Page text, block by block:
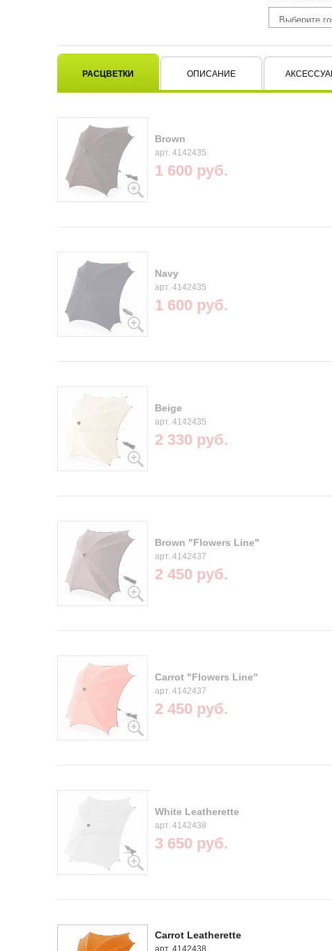
РАСЦВЕТКИ ОПИСАНИЕ
Brown
арт. 4142435
1 600 руб.
Navy
арт. 4142435
1 600 руб.
Beige
арт. 4142435
2 330 руб.
Brown "Flowers Line"
арт. 4142437
2 450 руб.
Carrot "Flowers Line"
арт. 4142437
2 450 руб.
White Leatherette
арт. 4142438
3 650 руб.
Carrot Leatherette
арт. 4142438